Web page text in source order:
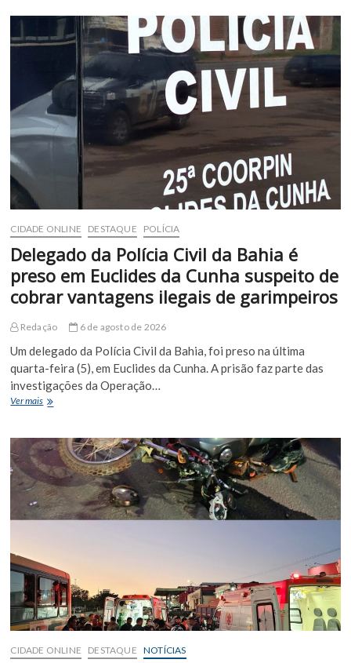
preventivamente
por
suspeita
maus-
tratos
contra
animais
em
CIDADE ONLINE DESTAQUE POLÍCIA
Delegado da Polícia Civil da Bahia é
preso em Euclides da Cunha suspeito de
cobrar vantagens ilegais de garimpeiros
Redação 6 de agosto de 2026
Um delegado da Polícia Civil da Bahia, foi preso na última
quarta-feira (5), em Euclides da Cunha. A prisão faz parte das
investigações da Operação…
Ver maisDelegado
Civil
da
Bahia
é
preso
em
suspeito
de
cobrar
vantagens
ilegais
garimpeiros
CIDADE ONLINE DESTAQUE NOTÍCIAS